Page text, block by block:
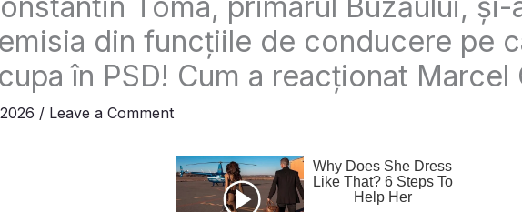
Toma, primarul Buzăului, și-
din funcțiile de conducere pe
în PSD! Cum a reacționat Marcel
/ Leave a Comment